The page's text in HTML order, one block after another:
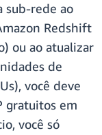
sub-rede ao
Redshift
ou ao atualizar
de
você deve
gratuitos em
você só